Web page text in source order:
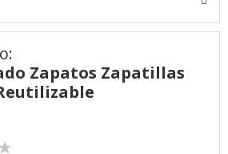
Zapatos Zapatillas
5